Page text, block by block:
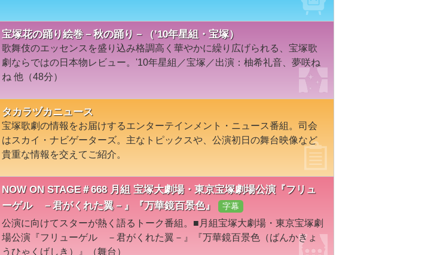
宝塚花の踊り絵巻－秋の踊り－（’10年星組・宝塚）
歌舞伎のエッセンスを盛り込み格調高く華やかに繰り広げられる、宝塚歌
劇ならではの日本物レビュー。'10年星組／宝塚／出演：柚希礼音、夢咲ね
ね 他（48分）
タカラヅカニュース
宝塚歌劇の情報をお届けするエンターテインメント・ニュース番組。司会
はスカイ・ナビゲーターズ。主なトピックスや、公演初日の舞台映像など
貴重な情報を交えてご紹介。
NOW ON STAGE＃668 月組 宝塚大劇場・東京宝塚劇場公演『フリュ
ーゲル －君がくれた翼－』『万華鏡百景色』
字幕
公演に向けてスターが熱く語るトーク番組。■月組宝塚大劇場・東京宝塚劇
場公演『フリューゲル －君がくれた翼－』『万華鏡百景色（ばんかきょ
うひゃくげしき）』（舞台）